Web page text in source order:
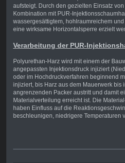
aufsteigt. Durch den gezielten Einsatz
Kombination mit PUR-
wassergesättigtem, hohlraumreichem
eine wirksame Horizontalsperre erzielt
Verarbeitung der PUR-
Polyurethan-Harz wird mit einem der
angepassten Injektionsdruck injiziert
oder im Hochdruckverfahren beginnend
injiziert, bis Harz aus dem Mauerwerk bis
angrenzenden Packer austritt und damit
Materialverteilung erreicht ist. Die
haben Einfluss auf die
beschleunigen, niedrigere Temperaturen